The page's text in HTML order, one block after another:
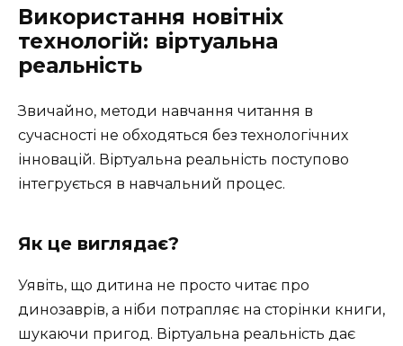
Використання новітніх
технологій: віртуальна
реальність
Звичайно, методи навчання читання в
сучасності не обходяться без технологічних
інновацій. Віртуальна реальність поступово
інтегрується в навчальний процес.
Як це виглядає?
Уявіть, що дитина не просто читає про
динозаврів, а ніби потрапляє на сторінки книги,
шукаючи пригод. Віртуальна реальність дає